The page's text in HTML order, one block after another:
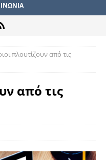
πλουτίζουν από τις
από τις